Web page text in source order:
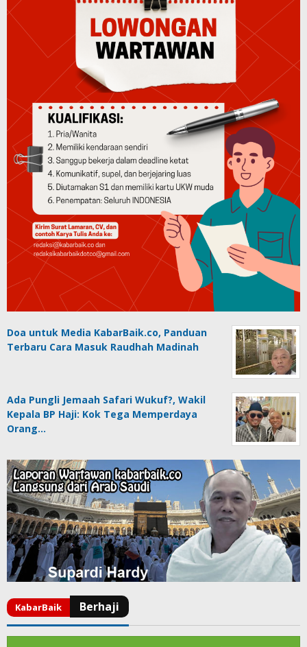
Doa untuk Media KabarBaik.co, Panduan
Terbaru Cara Masuk Raudhah Madinah
Ada Pungli Jemaah Safari Wukuf?, Wakil
Kepala BP Haji: Kok Tega Memperdaya
Orang…